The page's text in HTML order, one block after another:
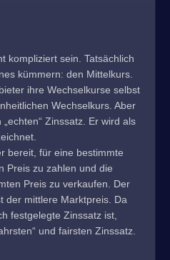
kompliziert sein. Tatsächlich
kümmern: den Mittelkurs.
ihre Wechselkurse selbst
Wechselkurs. Aber
Zinssatz. Er wird als
bereit, für eine bestimmte
Preis zu zahlen und die
Preis zu verkaufen. Der
der mittlere Marktpreis. Da
festgelegte Zinssatz ist,
und fairsten Zinssatz.